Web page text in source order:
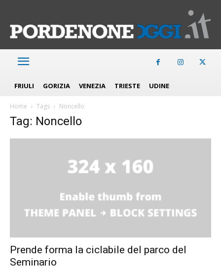
FRIULI GORIZIA VENEZIA TRIESTE UDINE
Home Tags Noncello
Tag: Noncello
Prende forma la ciclabile del parco del
Seminario